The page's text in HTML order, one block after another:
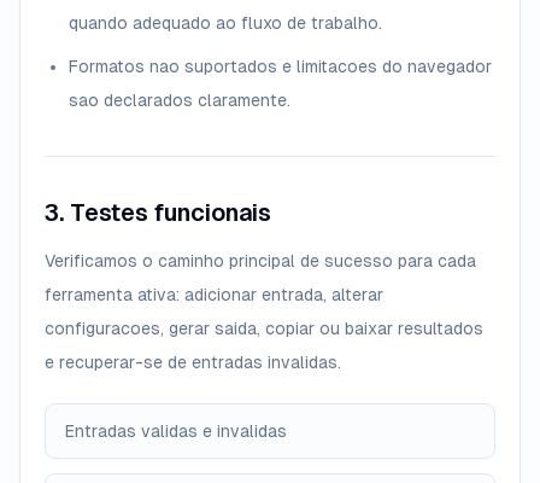
quando adequado ao fluxo de trabalho.
Formatos nao suportados e limitacoes do navegador
sao declarados claramente.
3. Testes funcionais
Verificamos o caminho principal de sucesso para cada
ferramenta ativa: adicionar entrada, alterar
configuracoes, gerar saida, copiar ou baixar resultados
e recuperar-se de entradas invalidas.
Entradas validas e invalidas